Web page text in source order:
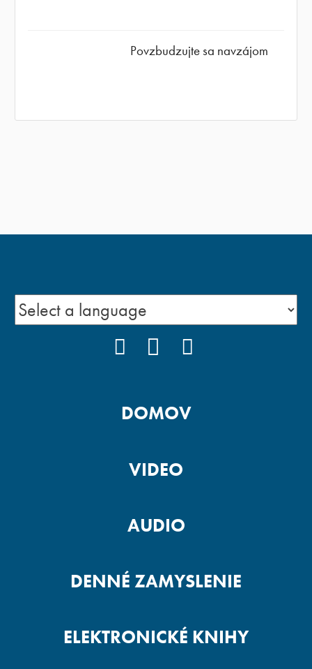
Povzbudzujte sa navzájom
FACEBOOK
YOUTUBE
DOMOV
VIDEO
AUDIO
DENNÉ ZAMYSLENIE
ELEKTRONICKÉ KNIHY